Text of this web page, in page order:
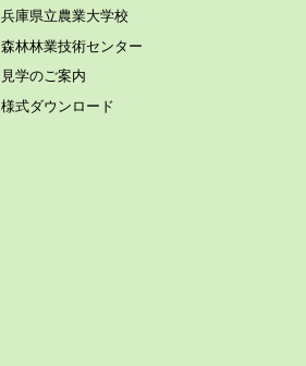
兵庫県⽴農業⼤学校
森林林業技術センター
⾒学のご案内
様式ダウンロード